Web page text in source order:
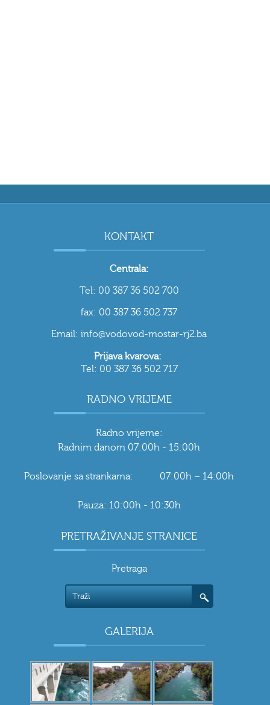
KONTAKT
Centrala:
Tel: 00 387 36 502 700
fax: 00 387 36 502 737
Email: info@vodovod-mostar-rj2.ba
Prijava kvarova:
Tel: 00 387 36 502 717
RADNO VRIJEME
Radno vrijeme:
Radnim danom 07:00h - 15:00h
Poslovanje sa strankama: 07:00h – 14:00h
Pauza: 10:00h - 10:30h
PRETRAŽIVANJE STRANICE
Pretraga
GALERIJA